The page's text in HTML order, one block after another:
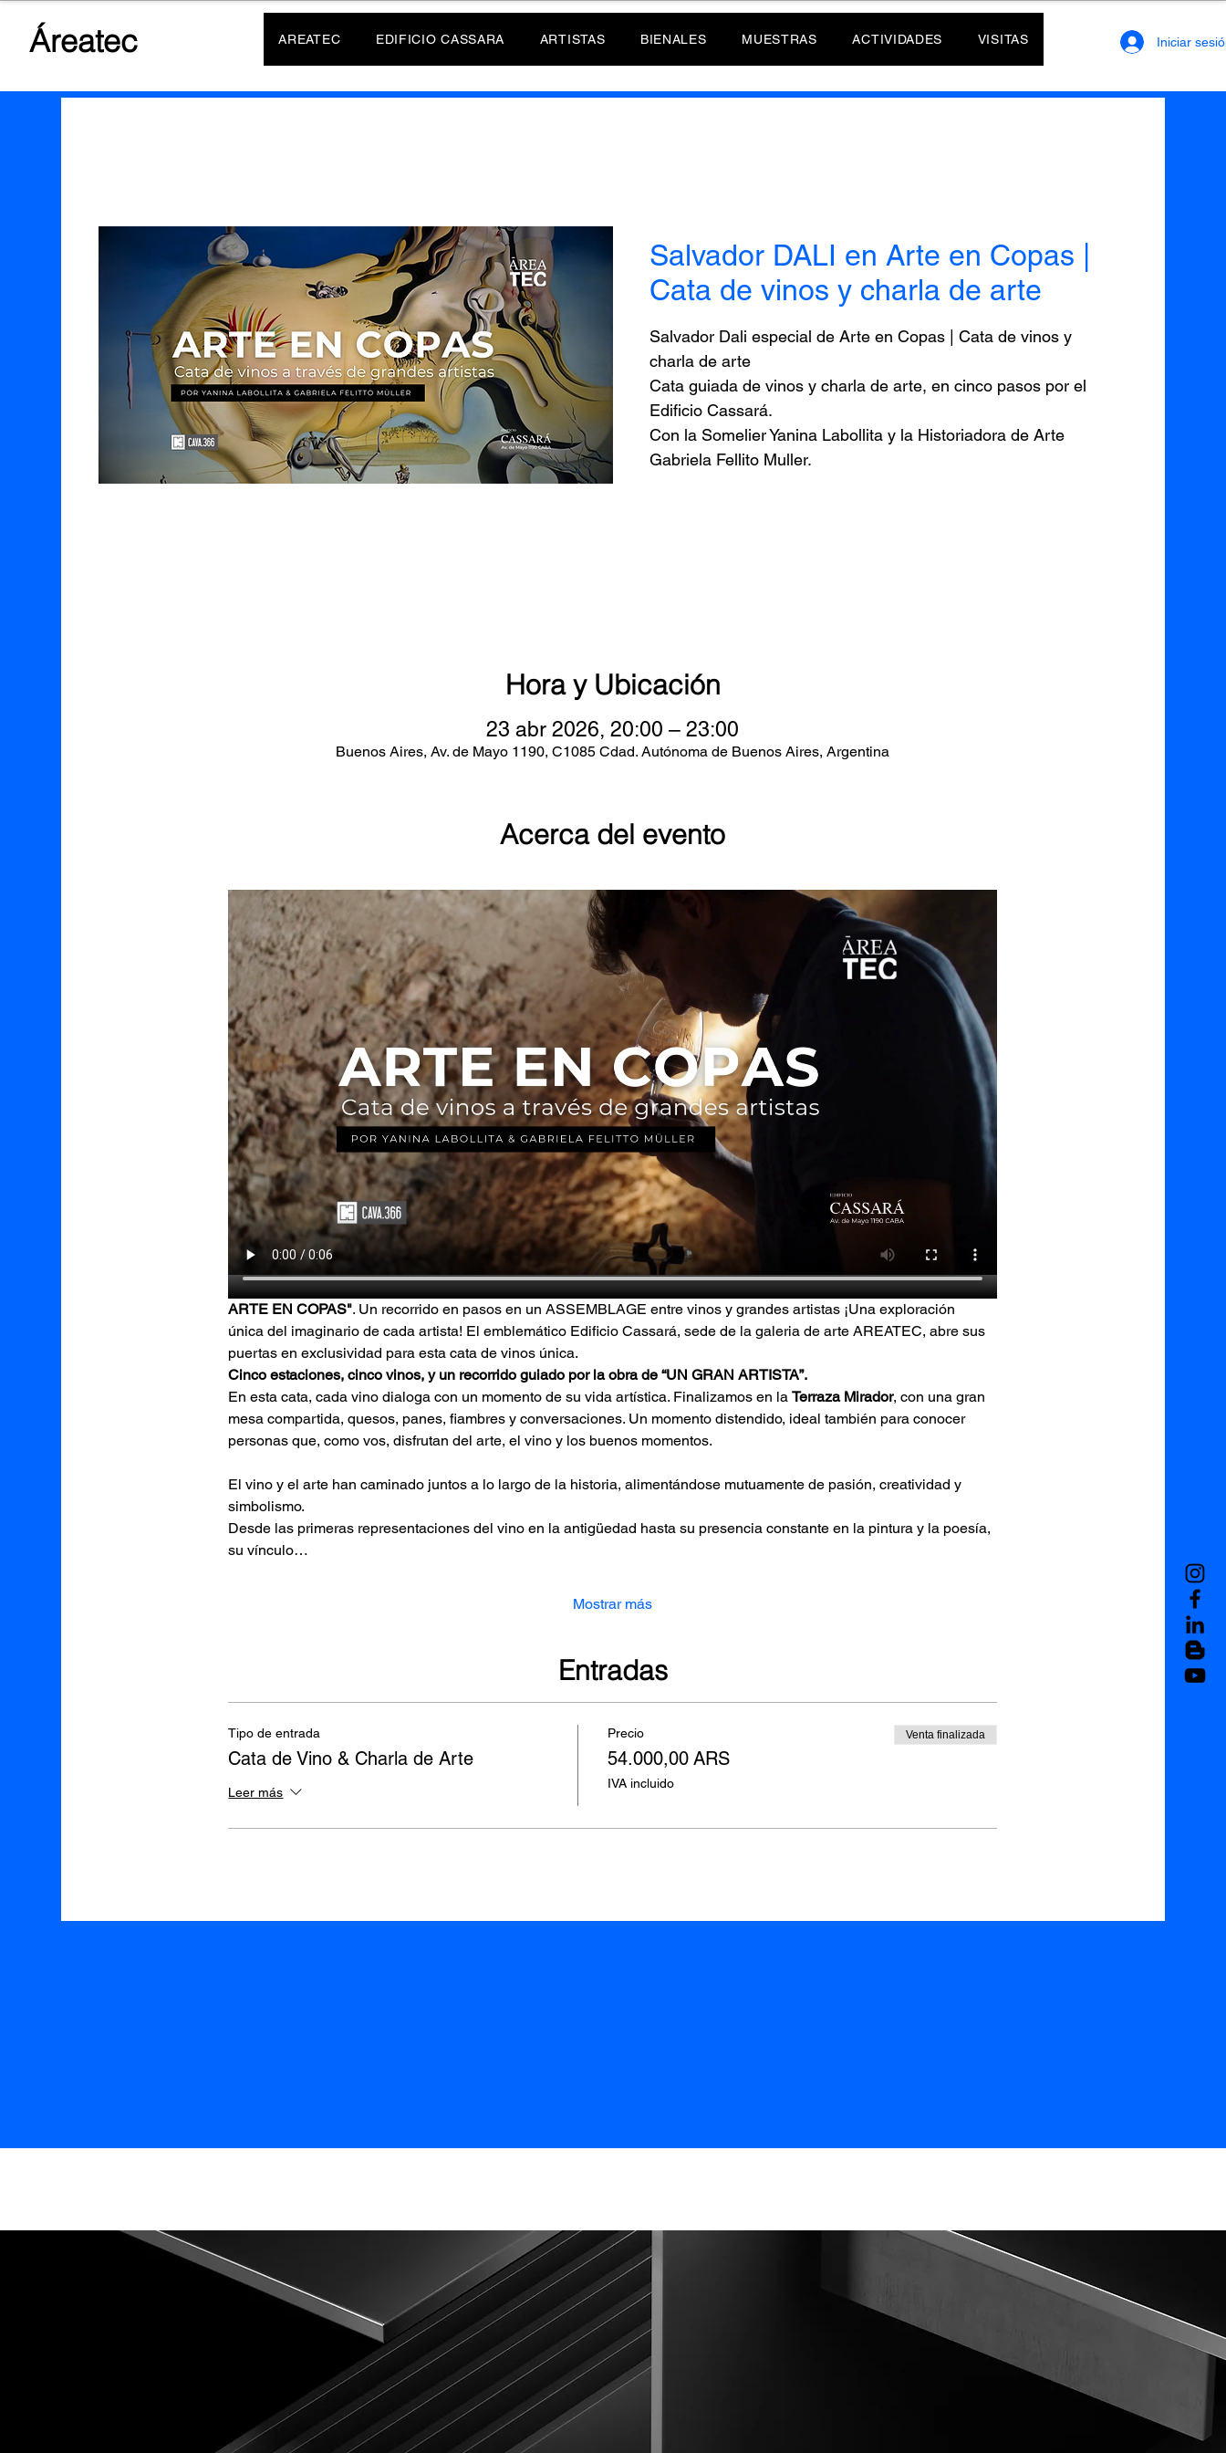
Áreatec AREATEC EDIFICIO CASSARA ARTISTAS BIENALES MUESTRAS ACTIVIDADES VISITAS Iniciar
Salvador DALI en Arte en Copas |
Cata de vinos y charla de arte
Salvador Dali especial de Arte en Copas | Cata de vinos y
charla de arte
Cata guiada de vinos y charla de arte, en cinco pasos por el
Edificio Cassará.
Con la Somelier Yanina Labollita y la Historiadora de Arte
Gabriela Fellito Muller.
Hora y Ubicación
23 abr 2026, 20:00 – 23:00
Buenos Aires, Av. de Mayo 1190, C1085 Cdad. Autónoma de Buenos Aires, Argentina
Acerca del evento
ARTE EN COPAS". Un recorrido en pasos en un ASSEMBLAGE entre vinos y grandes artistas ¡Una exploración
única del imaginario de cada artista! El emblemático Edificio Cassará, sede de la galeria de arte AREATEC, abre sus
puertas en exclusividad para esta cata de vinos única.
Cinco estaciones, cinco vinos, y un recorrido guiado por la obra de “UN GRAN ARTISTA”.
En esta cata, cada vino dialoga con un momento de su vida artística. Finalizamos en la Terraza Mirador, con una gran
mesa compartida, quesos, panes, fiambres y conversaciones. Un momento distendido, ideal también para conocer
personas que, como vos, disfrutan del arte, el vino y los buenos momentos.
El vino y el arte han caminado juntos a lo largo de la historia, alimentándose mutuamente de pasión, creatividad y
simbolismo.
Desde las primeras representaciones del vino en la antigüedad hasta su presencia constante en la pintura y la poesía,
su vínculo…
Mostrar más
Entradas
Tipo de entrada
Cata de Vino & Charla de Arte
Leer más
Precio
54.000,00 ARS
IVA incluido
Venta finalizada